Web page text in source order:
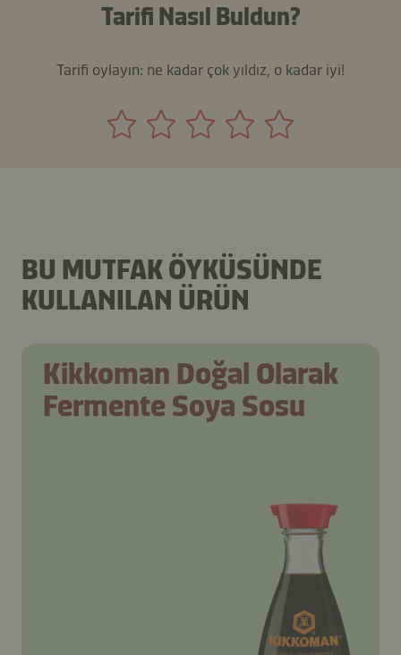
Tarifi Nasıl Buldun?
Tarifi oylayın: ne kadar çok yıldız, o kadar iyi!
BU MUTFAK ÖYKÜSÜNDE
KULLANILAN ÜRÜN
Kikkoman Doğal Olarak
Fermente Soya Sosu